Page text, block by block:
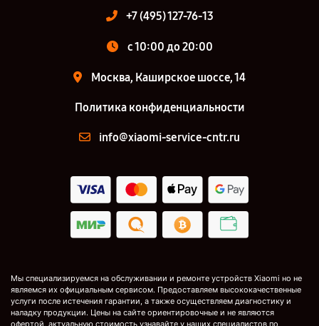
+7 (495) 127-76-13
с 10:00 до 20:00
Москва, Каширское шоссе, 14
Политика конфиденциальности
info@xiaomi-service-cntr.ru
Мы специализируемся на обслуживании и ремонте устройств Xiaomi но не
являемся их официальным сервисом. Предоставляем высококачественные
услуги после истечения гарантии, а также осуществляем диагностику и
наладку продукции. Цены на сайте ориентировочные и не являются